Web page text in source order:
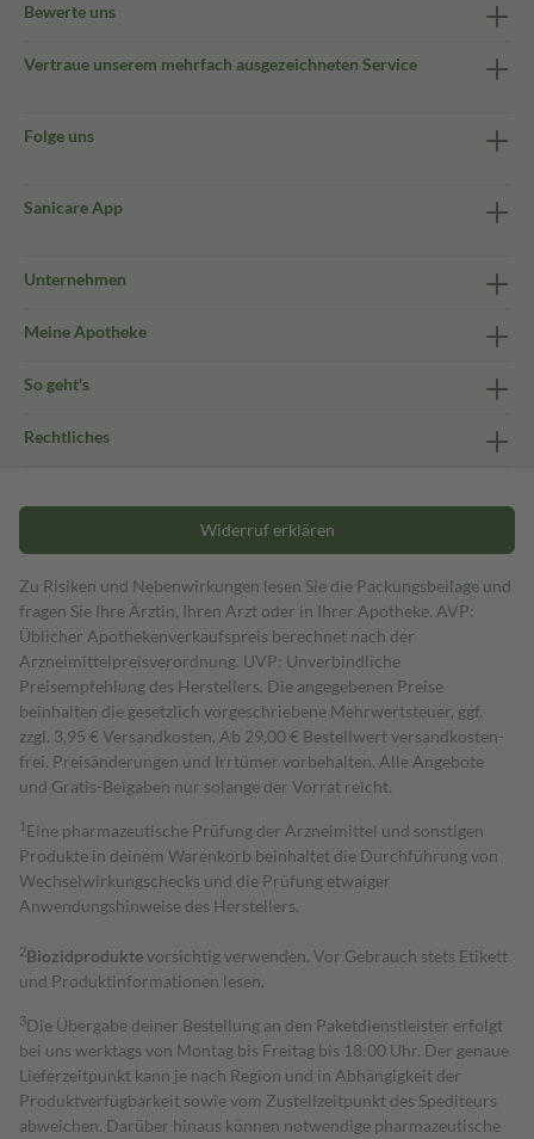
Bewerte uns
Vertraue unserem mehrfach ausgezeichneten Service
Folge uns
Sanicare App
Unternehmen
Meine Apotheke
So geht's
Rechtliches
Widerruf erklären
Zu Risiken und Nebenwirkungen lesen Sie die Packungsbeilage und
fragen Sie Ihre Ärztin, Ihren Arzt oder in Ihrer Apotheke. AVP:
Üblicher Apothekenverkaufspreis berechnet nach der
Arzneimittelpreisverordnung. UVP: Unverbindliche
Preisempfehlung des Herstellers. Die angegebenen Preise
beinhalten die gesetzlich vorgeschriebene Mehrwertsteuer, ggf.
zzgl. 3,95 € Versandkosten. Ab 29,00 € Bestell­wert versand­kosten­
frei. Preisänderungen und Irrtümer vorbehalten. Alle Angebote
und Gratis-Beigaben nur solange der Vorrat reicht.
1 Eine pharmazeutische Prüfung der Arzneimittel und sonstigen
Produkte in deinem Warenkorb beinhaltet die Durchführung von
Wechselwirkungschecks und die Prüfung etwaiger
Anwendungshinweise des Herstellers.
2Biozidproduktevorsichtig verwenden. Vor Gebrauch stets Etikett
und Produktinformationen lesen.
3Die Übergabe deiner Bestellung an den Paketdienstleister erfolgt
bei uns werktags von Montag bis Freitag bis 18:00 Uhr. Der genaue
Lieferzeitpunkt kann je nach Region und in Abhängigkeit der
Produktverfügbarkeit sowie vom Zustellzeitpunkt des Spediteurs
abweichen. Darüber hinaus können notwendige pharmazeutische